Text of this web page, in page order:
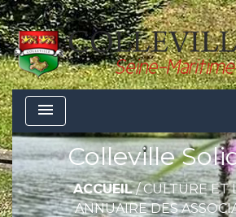
menu
Colleville
ACCUEIL/CULTURE ET
ANNUAIRE DES